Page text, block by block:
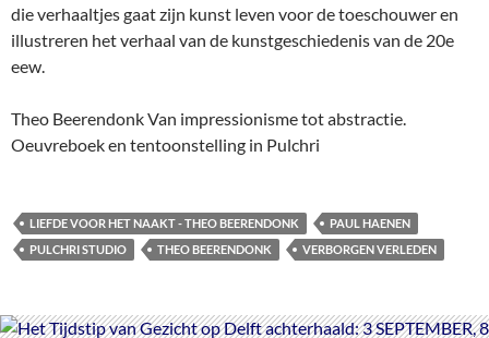
die verhaaltjes gaat zijn kunst leven voor de toeschouwer en
illustreren het verhaal van de kunstgeschiedenis van de 20e
eew.
Theo Beerendonk Van impressionisme tot abstractie.
Oeuvreboek en tentoonstelling in Pulchri
LIEFDE VOOR HET NAAKT - THEO BEERENDONK
PAUL HAENEN
PULCHRI STUDIO
THEO BEERENDONK VERBORGEN VERLEDEN